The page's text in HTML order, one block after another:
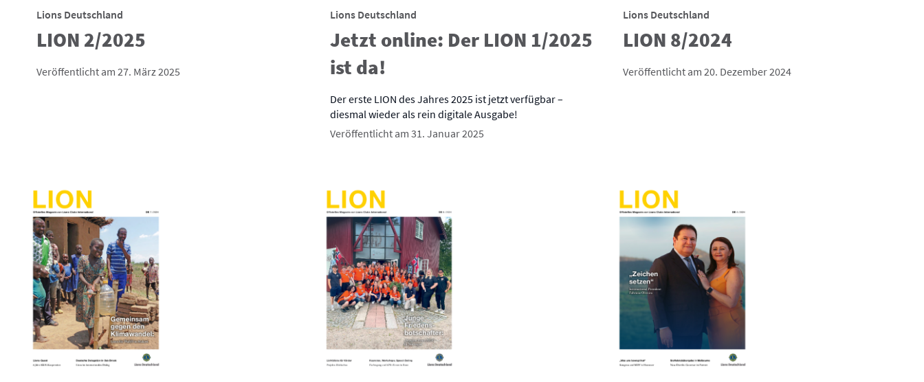
Lions Deutschland
LION 2/2025
Veröffentlicht am 27. März 2025
Lions Deutschland
Jetzt online: Der LION 1/2025
ist da!
Der erste LION des Jahres 2025 ist jetzt verfügbar –
diesmal wieder als rein digitale Ausgabe!
Veröffentlicht am 31. Januar 2025
Lions Deutschland
LION 8/2024
Veröffentlicht am 20. Dezember 2024